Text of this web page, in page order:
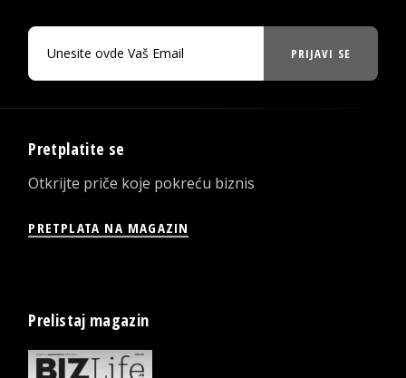
PRIJAVI SE
Pretplatite se
Otkrijte priče koje pokreću biznis
PRETPLATA NA MAGAZIN
Prelistaj magazin